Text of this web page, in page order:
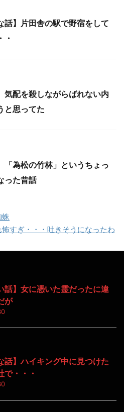
話】片田舎の駅で野宿をして
・
気配を殺しながらばれない内
と思ってた
「為松の竹林」というちょっ
った昔話
蛛
怖すぎ・・・吐きそうになったわ
話】女に憑いた霊だったに違
が
話】ハイキング中に見つけた
で・・・